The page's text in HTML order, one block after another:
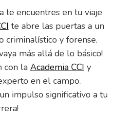
te encuentres en tu viaje
te abre las puertas a un
criminalístico y forense.
más allá de lo básico!
con la Academia CCI y
en el campo.
impulso significativo a tu